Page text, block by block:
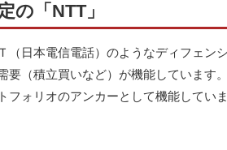
の「NTT」
（日本電信電話）のようなディフェン
要（積立買いなど）が機能しています
ォリオのアンカーとして機能していま